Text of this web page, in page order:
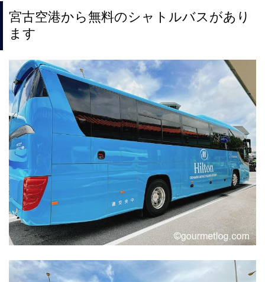
宮古空港から無料のシャトルバスがあり
ます